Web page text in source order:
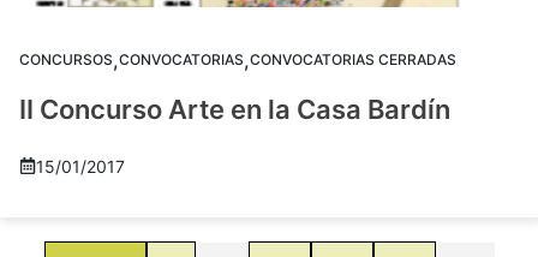
CONCURSOS,CONVOCATORIAS,CONVOCATORIAS CERRADAS
II Concurso Arte en la Casa Bardín
15/01/2017